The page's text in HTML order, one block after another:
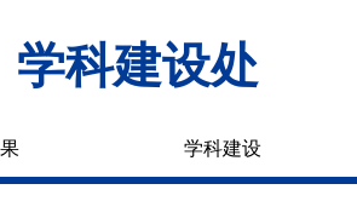
学科建设处
学科建设